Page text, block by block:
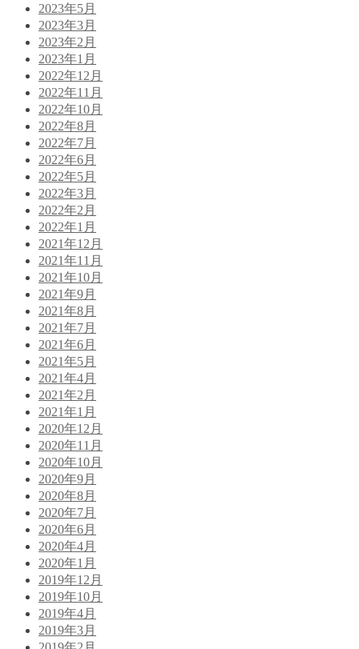
2023年5月
2023年3月
2023年2月
2023年1月
2022年12月
2022年11月
2022年10月
2022年8月
2022年7月
2022年6月
2022年5月
2022年3月
2022年2月
2022年1月
2021年12月
2021年11月
2021年10月
2021年9月
2021年8月
2021年7月
2021年6月
2021年5月
2021年4月
2021年2月
2021年1月
2020年12月
2020年11月
2020年10月
2020年9月
2020年8月
2020年7月
2020年6月
2020年4月
2020年1月
2019年12月
2019年10月
2019年4月
2019年3月